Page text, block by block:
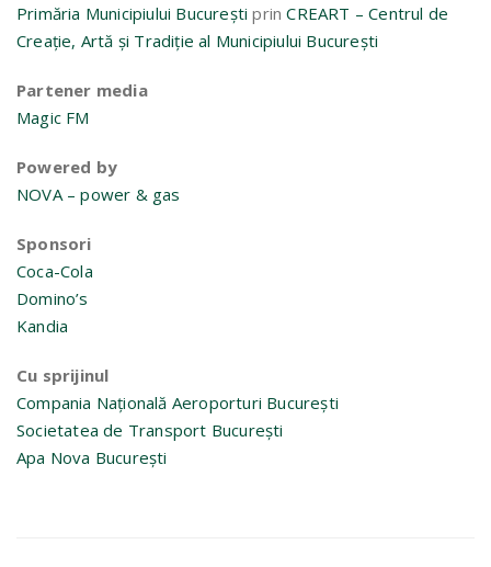
Primăria Municipiului București prinCREART – Centrul de
Creație, Artă și Tradiție al Municipiului București
Partener media
Magic FM
Powered by
NOVA – power & gas
Sponsori
Coca-Cola
Domino’s
Kandia
Cu sprijinul
Compania Națională Aeroporturi București
Societatea de Transport București
Apa Nova București